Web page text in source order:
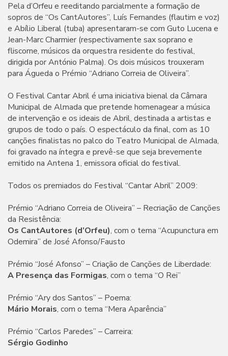
Pela d’Orfeu e reeditando parcialmente a formação de
sopros de “Os CantAutores”, Luís Fernandes (flautim e voz)
e Abílio Liberal (tuba) apresentaram-se com Guto Lucena e
Jean-Marc Charmier (respectivamente sax soprano e
fliscorne, músicos da orquestra residente do festival,
dirigida por António Palma). Os dois músicos trouxeram
para Águeda o Prémio “Adriano Correia de Oliveira”.
O Festival Cantar Abril é uma iniciativa bienal da Câmara
Municipal de Almada que pretende homenagear a música
de intervenção e os ideais de Abril, destinada a artistas e
grupos de todo o país. O espectáculo da final, com as 10
canções finalistas no palco do Teatro Municipal de Almada,
foi gravado na íntegra e prevê-se que seja brevemente
emitido na Antena 1, emissora oficial do festival.
Todos os premiados do Festival “Cantar Abril” 2009:
Prémio “Adriano Correia de Oliveira” – Recriação de Canções
da Resistência:
Os CantAutores (d’Orfeu), com o tema “Acupunctura em
Odemira” de José Afonso/Fausto
Prémio “José Afonso” – Criação de Canções de Liberdade:
A Presença das Formigas, com o tema “O Rei”
Prémio “Ary dos Santos” – Poema:
Mário Morais, com o tema “Mera Aparência”
Prémio “Carlos Paredes” – Carreira:
Sérgio Godinho